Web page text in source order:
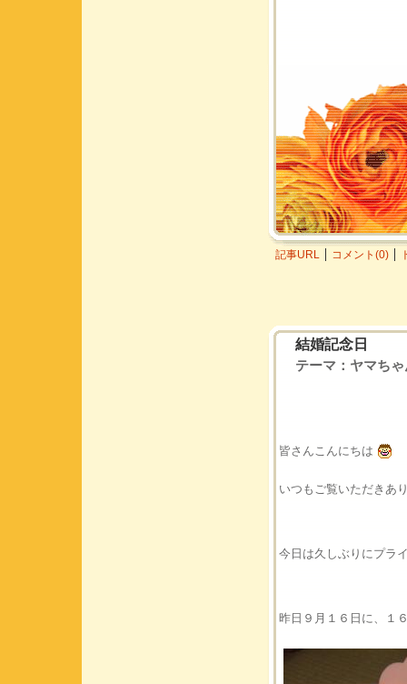
記事URL コメント(0)
結婚記念日
テーマ： ヤマち
皆さんこんにちは
いつもご覧いただきあ
今日は久しぶりにプラ
昨日９月１６日に、１